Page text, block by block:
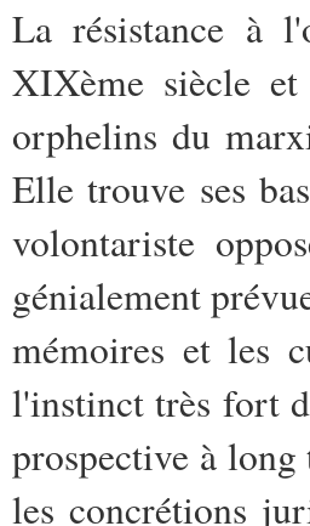
La résistance à
XIXème siècle
orphelins du
Elle trouve ses
volontariste
génialement
mémoires et les
l'instinct très fort
prospective à
les concrétions